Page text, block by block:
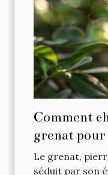
Comment
grenat
Le grenat,
séduit par son